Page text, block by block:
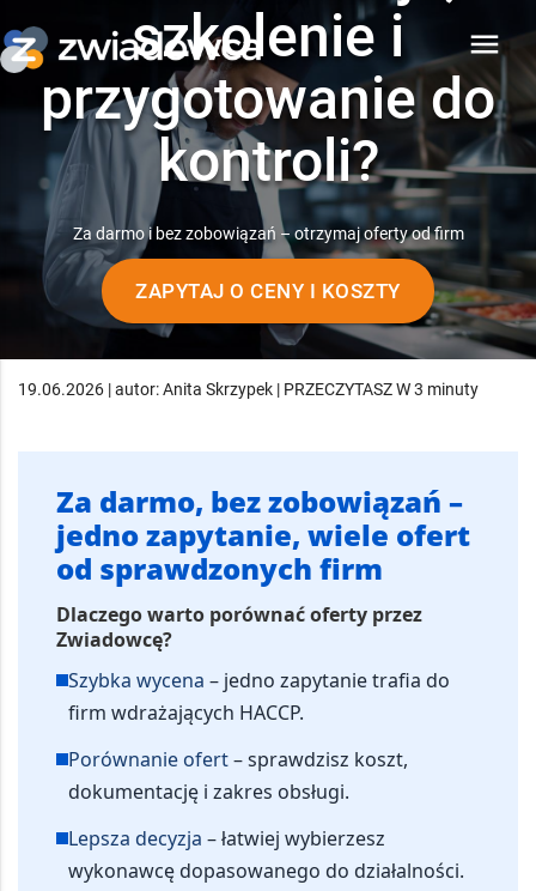
menu
szkolenie i
przygotowanie do
kontroli?
Za darmo i bez zobowiązań – otrzymaj oferty od firm
ZAPYTAJ O CENY I KOSZTY
19.06.2026 | autor: Anita Skrzypek | PRZECZYTASZ W 3 minuty
Za darmo, bez zobowiązań –
jedno zapytanie, wiele ofert
od sprawdzonych firm
Dlaczego warto porównać oferty przez
Zwiadowcę?
Szybka wycena – jedno zapytanie trafia do
firm wdrażających HACCP.
Porównanie ofert– sprawdzisz koszt,
dokumentację i zakres obsługi.
Lepsza decyzja – łatwiej wybierzesz
wykonawcę dopasowanego do działalności.